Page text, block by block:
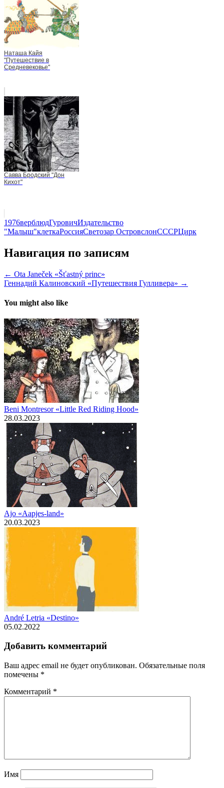
Наташа Кайя
"Путешествие в
Средневековье"
Савва Бродский "Дон
Кихот"
1976верблюдГуровичИздательство
"Малыш"клеткаРоссияСветозар ОстровслонСССРЦирк
Навигация по записям
← Ota Janeček «Šťastný princ»
Геннадий Калиновский «Путешествия Гулливера» →
You might also like
Beni Montresor «Little Red Riding Hood»
28.03.2023
Ajo «Aapjes-land»
20.03.2023
André Letria «Destino»
05.02.2022
Добавить комментарий
Ваш адрес email не будет опубликован. Обязательные поля
помечены *
Комментарий *
Имя